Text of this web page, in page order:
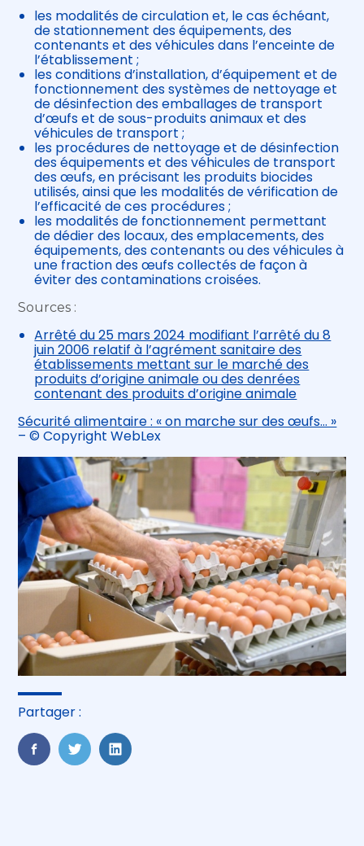
les modalités de circulation et, le cas échéant,
de stationnement des équipements, des
contenants et des véhicules dans l’enceinte de
l’établissement ;
les conditions d’installation, d’équipement et de
fonctionnement des systèmes de nettoyage et
de désinfection des emballages de transport
d’œufs et de sous-produits animaux et des
véhicules de transport ;
les procédures de nettoyage et de désinfection
des équipements et des véhicules de transport
des œufs, en précisant les produits biocides
utilisés, ainsi que les modalités de vérification de
l’efficacité de ces procédures ;
les modalités de fonctionnement permettant
de dédier des locaux, des emplacements, des
équipements, des contenants ou des véhicules à
une fraction des œufs collectés de façon à
éviter des contaminations croisées.
Sources :
Arrêté du 25 mars 2024 modifiant l’arrêté du 8
juin 2006 relatif à l’agrément sanitaire des
établissements mettant sur le marché des
produits d’origine animale ou des denrées
contenant des produits d’origine animale
Sécurité alimentaire : « on marche sur des œufs… »
– © Copyright WebLex
Partager :
FaceBook
TwitterLinkedIn